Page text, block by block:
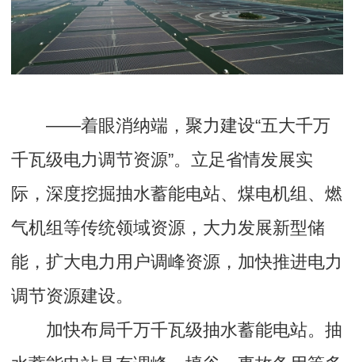
——着眼消纳端，聚力建设“五大千万
千瓦级电力调节资源”。立足省情发展实
际，深度挖掘抽水蓄能电站、煤电机组、燃
气机组等传统领域资源，大力发展新型储
能，扩大电力用户调峰资源，加快推进电力
调节资源建设。
加快布局千万千瓦级抽水蓄能电站。抽